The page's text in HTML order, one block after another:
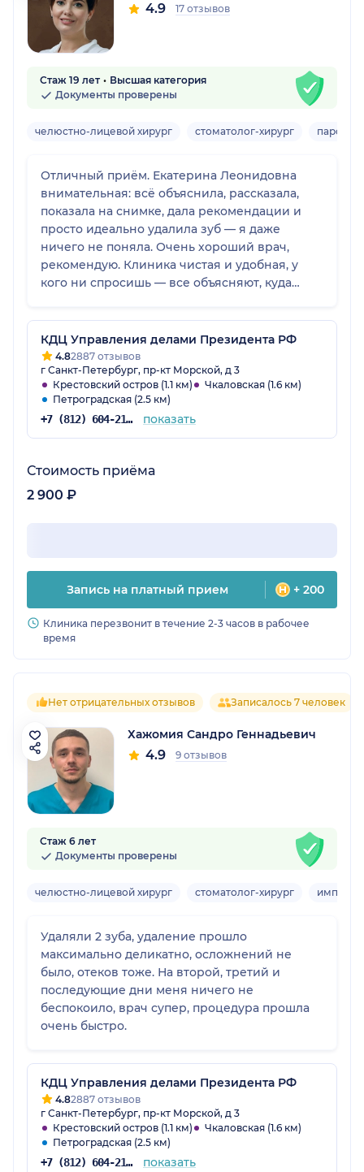
4.9 17 отзывов
Стаж 19 лет
Высшая категория
Документы проверены
челюстно-лицевой хирург стоматолог-хирург
Отличный приём. Екатерина Леонидовна
внимательная: всё объяснила, рассказала,
показала на снимке, дала рекомендации и
просто идеально удалила зуб — я даже
ничего не поняла. Очень хороший врач,
рекомендую. Клиника чистая и удобная, у
кого ни спросишь — все объясняют, куда
КДЦ Управления делами Президента РФ
4.82887 отзывов
г Санкт-Петербург, пр-кт Морской, д 3
Крестовский остров (1.1 км)
Чкаловская (1.6 км)
Петроградская (2.5 км)
+7 (812) 604-21-54 показать
Стоимость приёма
2 900 ₽
Запись на платный прием + 200
Клиника перезвонит в течение 2-3 часов в рабочее
время
Нет отрицательных отзывов Записалось 7 человек
Хажомия Сандро Геннадьевич
4.9 9 отзывов
Стаж 6 лет
Документы проверены
челюстно-лицевой хирург стоматолог-хирург
Удаляли 2 зуба, удаление прошло
максимально деликатно, осложнений не
было, отеков тоже. На второй, третий и
последующие дни меня ничего не
беспокоило, врач супер, процедура прошла
очень быстро.
КДЦ Управления делами Президента РФ
4.82887 отзывов
г Санкт-Петербург, пр-кт Морской, д 3
Крестовский остров (1.1 км)
Чкаловская (1.6 км)
Петроградская (2.5 км)
+7 (812) 604-21-54 показать